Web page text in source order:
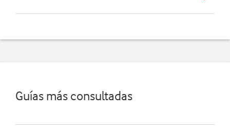
Guías más consultadas